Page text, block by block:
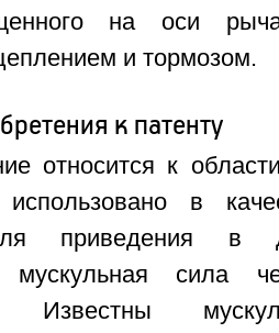
на оси
и тормозом.
к патенту
относится к
в
приведения в
мускульная сила
Известны